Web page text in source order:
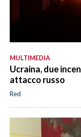
MULTIMEDIA
Ucraina, due
attacco russo
Red